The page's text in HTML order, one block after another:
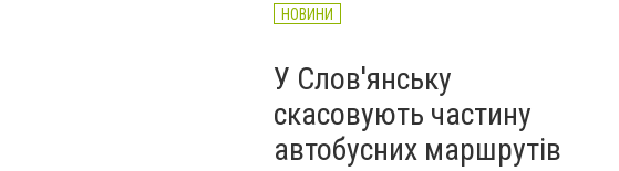
НОВИНИ
У Слов'янську
скасовують частину
автобусних маршрутів